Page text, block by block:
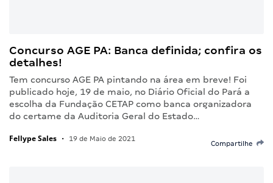
Concurso AGE PA: Banca definida; confira os
detalhes!
Tem concurso AGE PA pintando na área em breve! Foi
publicado hoje, 19 de maio, no Diário Oficial do Pará a
escolha da Fundação CETAP como banca organizadora
do certame da Auditoria Geral do Estado…
Fellype Sales • 19 de Maio de 2021
Compartilhe